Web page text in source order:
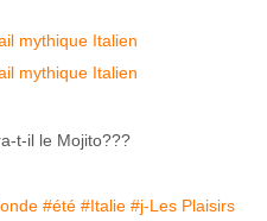
t-il le Mojito???
#été #Italie #j-Les Plaisirs